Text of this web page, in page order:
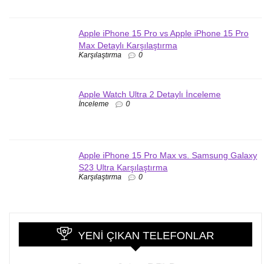
Apple iPhone 15 Pro vs Apple iPhone 15 Pro
Max Detaylı Karşılaştırma
Karşılaştırma 0
Apple Watch Ultra 2 Detaylı İnceleme
İnceleme 0
Apple iPhone 15 Pro Max vs. Samsung Galaxy
S23 Ultra Karşılaştırma
Karşılaştırma 0
YENI ÇIKAN TELEFONLAR